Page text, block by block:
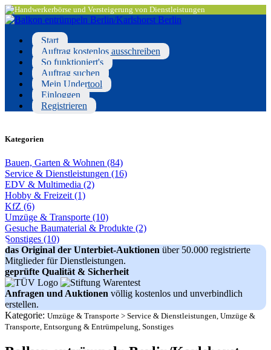
Start
Auftrag kostenlos ausschreiben
So funktioniert's
Auftrag suchen
Mein Undertool
Einloggen
Registrieren
Kategorien
Bauen, Garten & Wohnen (84)
Service & Dienstleistungen (16)
EDV & Multimedia (2)
Hobby & Freizeit (1)
KfZ (6)
Umzüge & Transporte (10)
Gesuche Baumaterial & Produkte (2)
Sonstiges (10)
das Original der Unterbiet-Auktionen über 50.000 registrierte
Mitglieder für Dienstleistungen.
geprüfte Qualität & Sicherheit
Anfragen und Auktionen völlig kostenlos und unverbindlich
erstellen.
Kategorie: Umzüge & Transporte > Service & Dienstleistungen, Umzüge &
Transporte, Entsorgung & Entrümpelung, Sonstiges